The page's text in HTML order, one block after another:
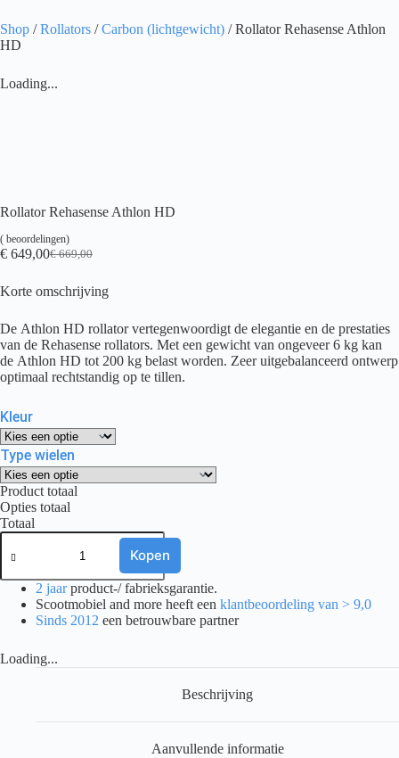
Shop /Rollators /Carbon (lichtgewicht) / Rollator Rehasense Athlon
HD
Loading...
Rollator Rehasense Athlon HD
( beoordelingen)
€669,00
Oorspronkelijke
was:
€ 649,00Huidige
is:
Korte omschrijving
De Athlon HD rollator vertegenwoordigt de elegantie en de prestaties
van de Rehasense rollators. Met een gewicht van ongeveer 6 kg kan
de Athlon HD tot 200 kg belast worden. Zeer uitgebalanceerd ontwerp
optimaal rechtstandig op te tillen.
Kleur
Type wielen
Product totaal
Opties totaal
Totaal
Rollator
Rehasense
HD
Kopen
2 jaarproduct-/ fabrieksgarantie.
Scootmobiel and more heeft een klantbeoordeling van > 9,0
Sinds 2012 een betrouwbare partner
Loading...
Beschrijving
Aanvullende informatie